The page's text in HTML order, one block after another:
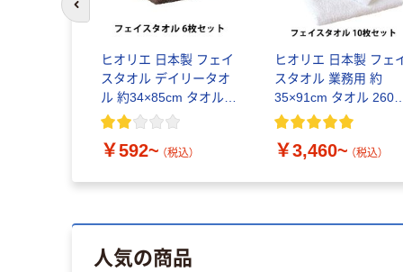
ヒオリエ 日本製 フェイ
スタオル デイリータオ
ル 約34×85cm タオル
中厚 吸水 速乾 無地 お
￥592~ （税込）
ヒオリエ 日本製 フェ
スタオル 業務用 約
35×91cm タオル 260
薄手 コンパクト 吸水
￥3,460~ （税込）
人気の商品